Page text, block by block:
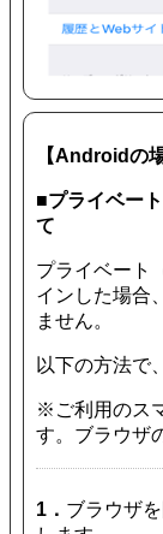
【Androidの
■プライベー
て
プライベート
インした場合
ません。
以下の方法で
※ご利用のス
す。ブラウザ
1． ブラウザ